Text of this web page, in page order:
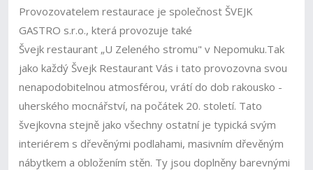
Provozovatelem restaurace je společnost ŠVEJK
GASTRO s.r.o., která provozuje také
Švejk restaurant „U Zeleného stromu" v Nepomuku.Tak
jako každý Švejk Restaurant Vás i tato provozovna svou
nenapodobitelnou atmosférou, vrátí do dob rakousko -
uherského mocnářství, na počátek 20. století. Tato
švejkovna stejně jako všechny ostatní je typická svým
interiérem s dřevěnými podlahami, masivním dřevěným
nábytkem a obložením stěn. Ty jsou doplněny barevnými